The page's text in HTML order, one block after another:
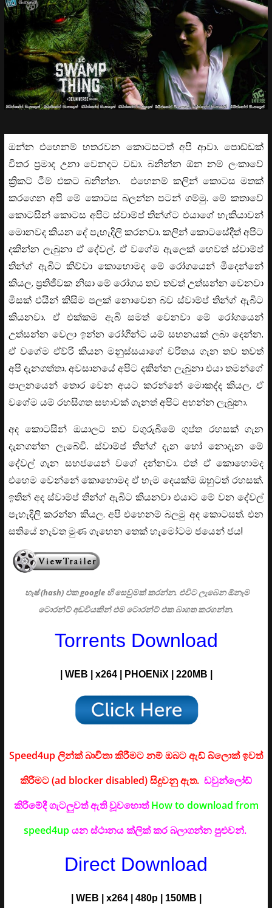
ඔන්න එහෙනම් හතරවන කොටසටත් අපි ආවා. පොඩ්ඩක්
විතර ප්‍රමාද උනා වෙනදට වඩා. බනින්න ඕන නම් ලංකාවේ
ක්‍රිකට් ටීම් එකට බනින්න. එහෙනම් කලින් කොටස මතක්
කරගෙන අපි මේ කොටස බලන්න පටන් ගම්මු. මේ කතාවේ
කොටසින් කොටස අපිට ස්වාම්ප් තින්ග්ට එයාගේ හැකියාවන්
මොනවද කියන දේ පැහැදිලි කරනවා. කලින් කොටසේදීත් අපිට
දකින්න ලැබුනා ඒ දේවල්. ඒ වගේම ඇලෙක් හෙවත් ස්වාම්ප්
තින්ග් ඇබිට කිව්වා කොහොමද මේ රෝගයෙන් මිදෙන්නේ
කියල. ප්‍රතිජීවක නිසා මේ රෝගය තව තවත් උත්සන්න වෙනවා
මිසක් එයින් කිසිම පලක් නොවෙන බව ස්වාම්ප් තින්ග් ඇබිට
කියනවා. ඒ එක්කම ඇබි සමත් වෙනවා මේ රෝගයෙන්
උත්සන්න වෙලා ඉන්න රෝගීන්ට යම් සහනයක් ලබා දෙන්න.
ඒ වගේම ඒව්රි කියන මනුස්සයාගේ චරිතය ගැන තව තවත්
අපි දැනගත්තා. අවසානයේ අපිට දකින්න ලැබුනා එයා තමන්ගේ
පාලනයෙන් තොර වෙන අයට කරන්නේ මොකද්ද කියල. ඒ
වගේම යම් රහසිගත සභාවක් ගැනත් අපිට අහන්න ලැබුනා.
අද කොටසින් ඔයාලට තව වගුරුබිමේ ගුප්ත රහසක් ගැන
දැනගන්න ලැබේවි. ස්වාම්ප් තින්ග් දැන හෝ නොදැන මේ
දේවල් ගැන සහජයෙන් වගේ දන්නවා. එත් ඒ කොහොමද
එහෙම වෙන්නේ කොහොමද ඒ හැම දෙයක්ම ඔහුටත් රහසක්.
ඉතින් අද ස්වාම්ප් තින්ග් ඇබිට කියනවා එයාට මේ වන දේවල්
පැහැදිලි කරන්න කියල. අපි එහෙනම් බලමු අද කොටසත්. එන
සතියේ නැවත මුණ ගැහෙන තෙක් හැමෝටම ජයෙන් ජය!
හෑෂ් (hash) එක google හි සෙවුමක් කරන්න. එවිට ලැබෙන ඕනෑම
ටොරන්ට් අඩවියකින් එම ටොරන්ට් එක බාගත කරගන්න.
Torrents Download
| WEB | x264 | PHOENiX | 220M B |
Speed4up ලින්ක් බාවිතා කිරීමට නම් ඔබට ඇඩ් බ්ලොක් ඉවත්
කිරීමට (ad blocker disabled) සිදුවනු ඇත. ඩවුන්ලෝඩ්
කිරීමේදී ගැටලුවත් ඇති වූවහොත් How to download from
speed4up යන ස්ථානය ක්ලික් කර බලාගන්න පුළුවන්.
Direct Download
| WEB | x264 | 480p | 150MB |